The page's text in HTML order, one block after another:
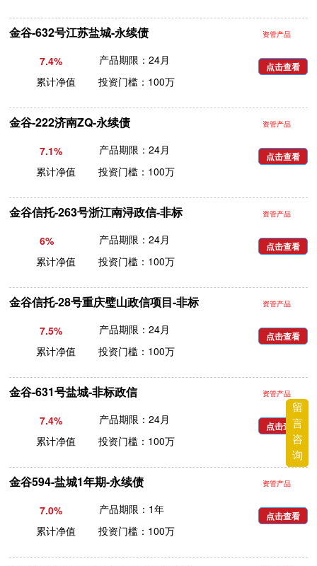
金谷-632号江苏盐城-永续债 资管产品
7.4%
产品期限：24月
累计净值 投资门槛：100万
点击查看
金谷-222济南ZQ-永续债 资管产品
7.1%
产品期限：24月
累计净值 投资门槛：100万
点击查看
金谷信托-263号浙江南浔政信-非标 资管产品
6%
产品期限：24月
累计净值 投资门槛：100万
点击查看
金谷信托-28号重庆璧山政信项目-非标 资管产品
7.5%
产品期限：24月
累计净值 投资门槛：100万
点击查看
金谷-631号盐城-非标政信 资管产品
7.4%
产品期限：24月
累计净值 投资门槛：100万
点击查看
金谷594-盐城1年期-永续债 资管产品
7.0%
产品期限：1年
累计净值 投资门槛：100万
点击查看
留
言
咨
询